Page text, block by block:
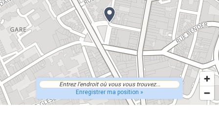
TOUS LES RESTAURANTS
RECHERCHER UN RESTAURANT
Enregistrer ma position »